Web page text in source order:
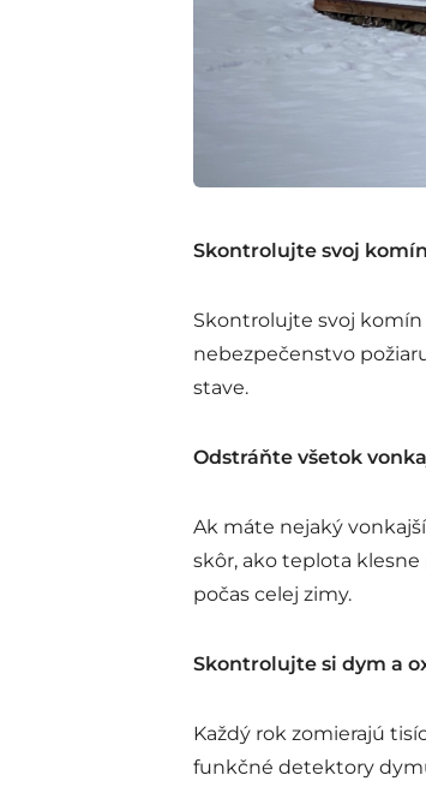
Skontrolujte svoj komín
Skontrolujte svoj
nebezpečenstvo
stave.
Odstráňte všetok
Ak máte nejaký
skôr, ako teplota
počas celej zimy.
Skontrolujte si dym a
Každý rok zomierajú
funkčné detektory